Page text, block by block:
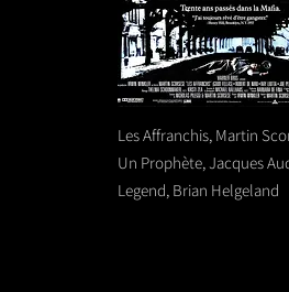
Les Affranchis, Martin
Un Prophète, Jacques
Legend, Brian Helgeland